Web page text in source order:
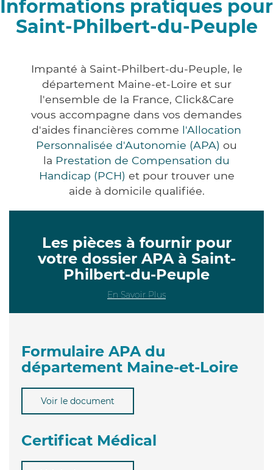
Informations pratiques pour
Saint-Philbert-du-Peuple
Impanté à Saint-Philbert-du-Peuple, le
département Maine-et-Loire et sur
l'ensemble de la France, Click&Care
vous accompagne dans vos demandes
d'aides financières comme l'Allocation
Personnalisée d'Autonomie (APA) ou
la Prestation de Compensation du
Handicap (PCH) et pour trouver une
aide à domicile qualifiée.
Les pièces à fournir pour
votre dossier APA à Saint-
Philbert-du-Peuple
En Savoir Plus
Formulaire APA du
département Maine-et-Loire
Voir le document
Certificat Médical